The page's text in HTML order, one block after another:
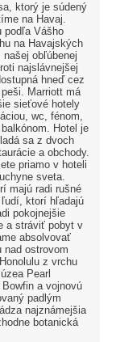
ktorý je súdený
na Havaj.
podľa Vášho
na Havajských
obľúbenej
najslávnejšej
hneď cez
Marriott má
sieťové hotely
wc, fénom,
Hotel je
sa z dvoch
a obchody.
priamo v hoteli
sveta.
majú radi rušné
ľudí, ktorí hľadajú
pokojnejšie
a stráviť pobyt v
absolvovať
nad ostrovom
z vrchu
Pearl
a vojnovú
padlým
najznámejšia
botanická